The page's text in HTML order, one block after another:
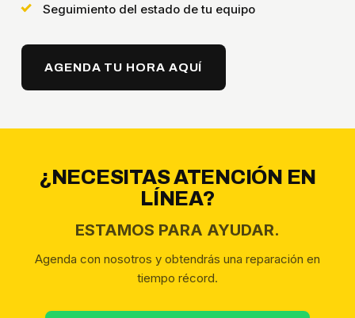
Seguimiento del estado de tu equipo
AGENDA TU HORA AQUÍ
¿NECESITAS ATENCIÓN EN
LÍNEA?
ESTAMOS PARA AYUDAR.
Agenda con nosotros y obtendrás una reparación en
tiempo récord.